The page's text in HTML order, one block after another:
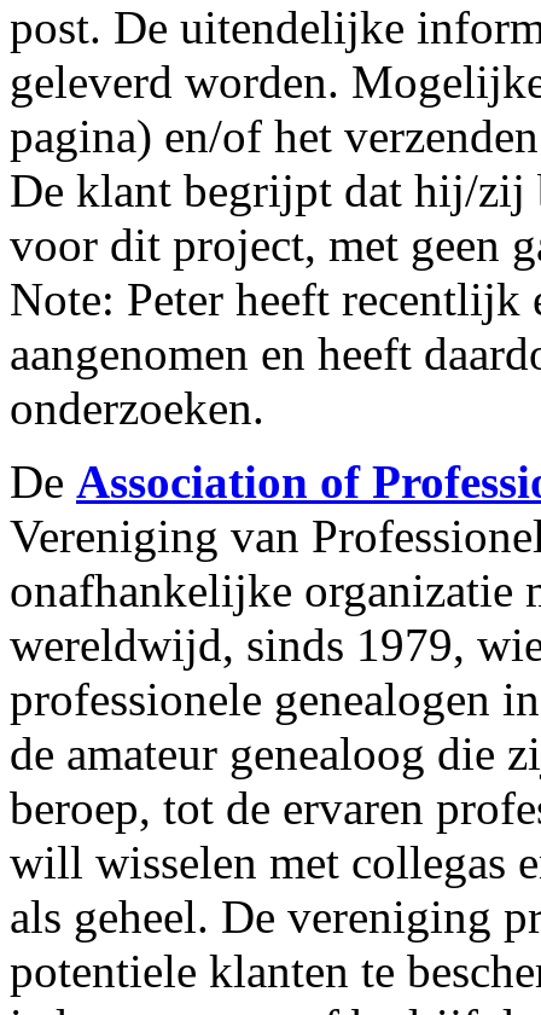
post. De uitendelijke
geleverd worden.
pagina) en/of het
De klant begrijpt dat hij/zij
voor dit project, met geen
Note: Peter heeft
aangenomen en heeft
onderzoeken.
De Association of
Vereniging van
onafhankelijke organizatie
wereldwijd, sinds 1979,
professionele genealogen
de amateur genealoog die
beroep, tot de ervaren
will wisselen met collegas
als geheel. De vereniging
potentiele klanten te